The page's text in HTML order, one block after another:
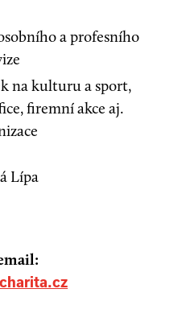
a profesního
na kulturu a sport,
firemní akce aj.
Lípa